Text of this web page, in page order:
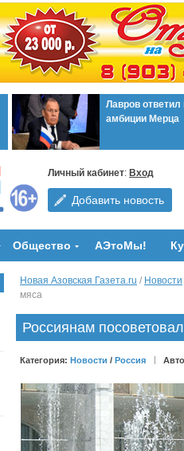
Лавров ответил
амбиции Мерца
Личный кабинет: Вход
Добавить новость
Общество АЭтоМы!
Новая Азовская Газета.ru / Новости
мяса
Россиянам
Категория: Новости / Россия